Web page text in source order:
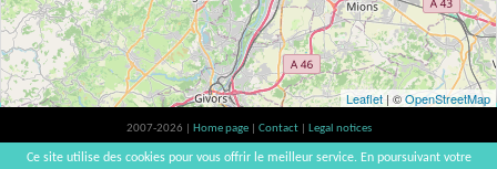
Leaflet | ©OpenStreetMap
2007-2026 | Home page Contact
Legal notices
Alcohol abuse is bad for your health, please consume in moderation | vinsnaturels |
Ce site utilise des cookies pour vous offrir le meilleur service. En poursuivant votre